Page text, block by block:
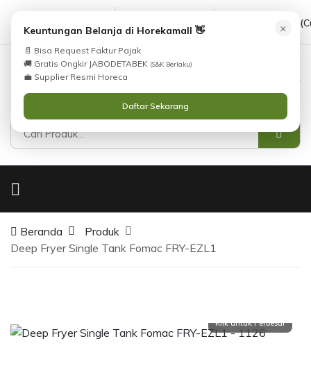
(021) 38783380 08551688000
Masuk
×
Keuntungan Belanja di Horekamall 👋
📄 Bisa Request Faktur Pajak
🚚 Gratis Ongkir JABODETABEK (S&K Berlaku)
💼 Supplier Resmi Horeca
Daftar Sekarang
Beranda
Produk
Deep Fryer Single Tank Fomac FRY-EZL1